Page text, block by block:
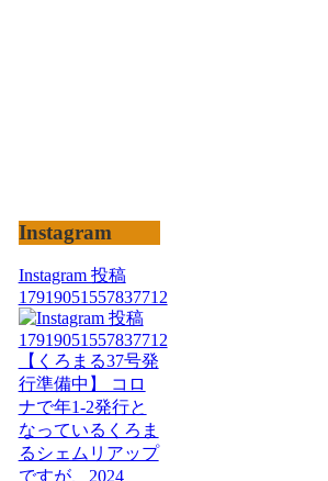
Instagram
Instagram 投稿
17919051557837712
【くろまる37号発
行準備中】 コロ
ナで年1-2発行と
なっているくろま
るシェムリアップ
ですが、2024